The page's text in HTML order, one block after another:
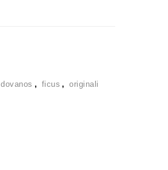
dovanos , ficus ,
originali